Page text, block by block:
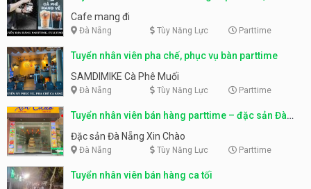
Cafe mang đi
Đà Nẵng Tùy Năng Lực Parttime
Tuyển nhân viên pha chế, phục vụ bàn parttime
SAMDIMIKE Cà Phê Muối
Đà Nẵng Tùy Năng Lực Parttime
Tuyển nhân viên bán hàng parttime – đặc sản Đà
Nẵng
Đặc sản Đà Nẵng Xin Chào
Đà Nẵng Tùy Năng Lực Parttime
Tuyển nhân viên bán hàng ca tối